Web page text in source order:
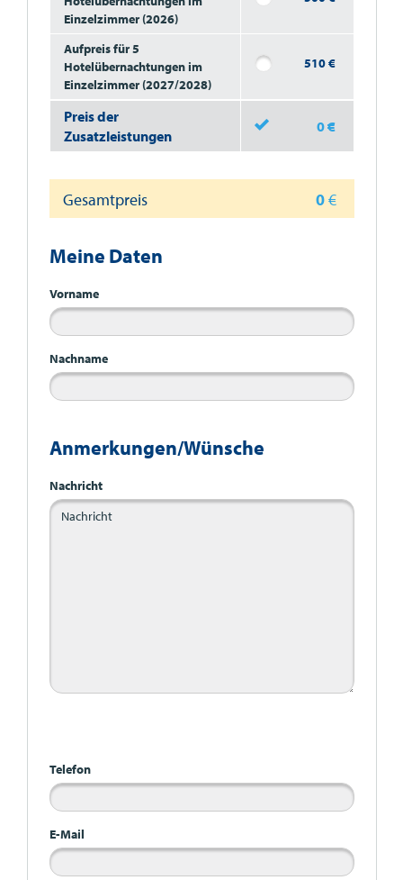
Preis der
Zusatzleistungen
0€
Einzelzimmer (2026)
Aufpreis für 5
Hotelübernachtungen im
Einzelzimmer (2027/2028)
510€
Gesamtpreis 0€
Meine Daten
Vorname
Nachname
Anmerkungen/Wünsche
Nachricht
Telefon
E-Mail